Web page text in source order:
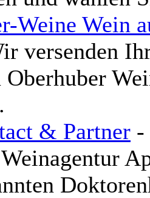
Weine Wein
versenden
Oberhuber
& Partner -